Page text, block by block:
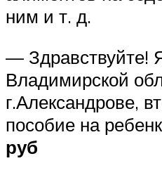
ним и т. д.
— Здравствуйте!
Владимирской
г.Александрове,
пособие на
руб